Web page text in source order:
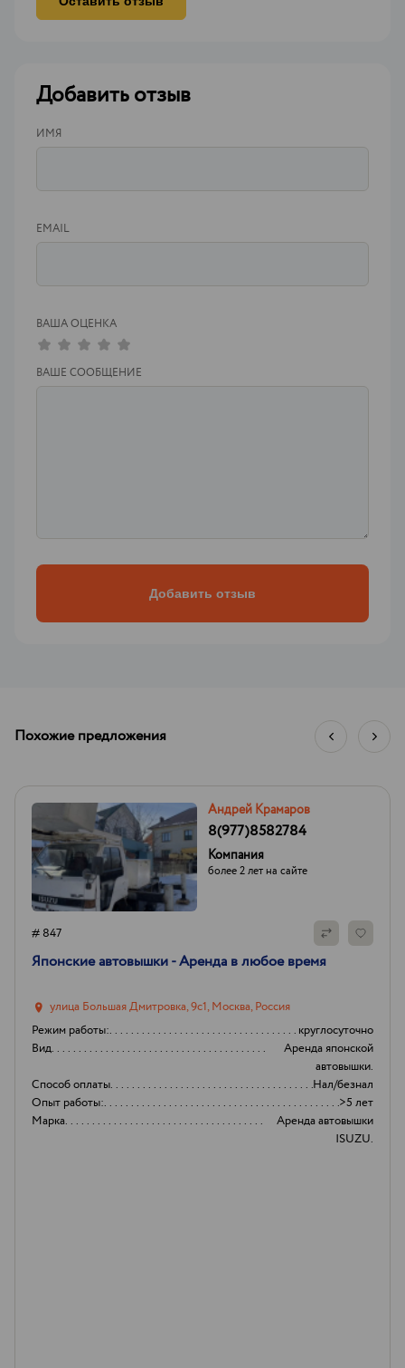
Добавить отзыв
ИМЯ
EMAIL
ВАША ОЦЕНКА
ВАШЕ СООБЩЕНИЕ
Похожие предложения
Андрей Крамаров
8(977)8582784
Компания
более 2 лет на сайте
# 847
Японские автовышки - Аренда в любое время
улица Большая Дмитровка, 9с1, Москва, Россия
Режим работы:
круглосуточно
Вид
Аренда японской
автовышки.
Способ оплаты
Нал/безнал
Опыт работы:
>5 лет
Марка
Аренда автовышки
ISUZU.